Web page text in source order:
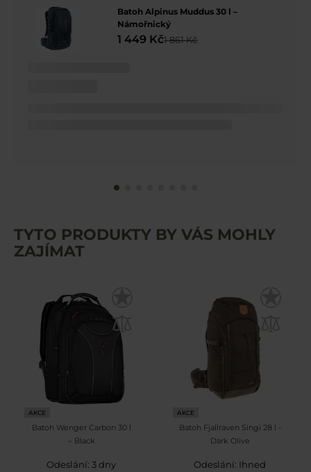
Batoh Alpinus Muddus 30 l –
Námořnický
1 449 Kč1 861 Kč
TYTO PRODUKTY BY VÁS MOHLY
ZAJÍMAT
AKCE
Batoh Wenger Carbon 30 l
– Black
Odeslání: 3 dny
AKCE
Batoh Fjallraven Singi 28 l -
Dark Olive
Odeslání: Ihned